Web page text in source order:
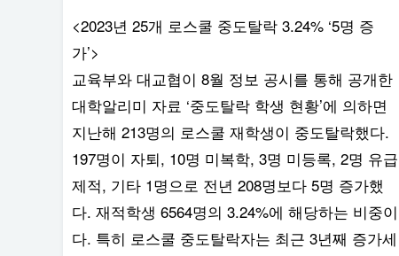
<2023년 25개 로스쿨 중도탈락 3.24% ‘5명 증
가’>
교육부와 대교협이 8월 정보 공시를 통해 공개한
대학알리미 자료 ‘중도탈락 학생 현황’에 의하면
지난해 213명의 로스쿨 재학생이 중도탈락했다.
197명이 자퇴, 10명 미복학, 3명 미등록, 2명 유급
제적, 기타 1명으로 전년 208명보다 5명 증가했
다. 재적학생 6564명의 3.24%에 해당하는 비중이
다. 특히 로스쿨 중도탈락자는 최근 3년째 증가세